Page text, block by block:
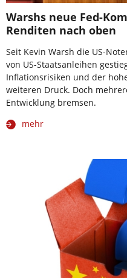
Warshs neue Fed-
Renditen nach oben
Seit Kevin Warsh die US-
von US-Staatsanleihen
Inflationsrisiken und der
weiteren Druck. Doch
Entwicklung bremsen.
mehr